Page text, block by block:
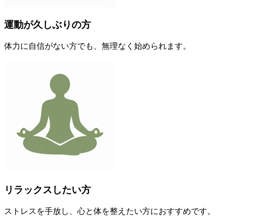
運動が久しぶりの方
体力に自信がない方でも、無理なく始められます。
リラックスしたい方
ストレスを手放し、心と体を整えたい方におすすめです。